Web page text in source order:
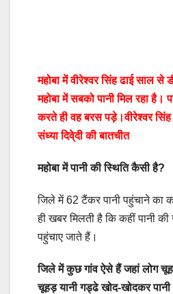
महोबा में वीरेश्वर सिंह ढाई साल से
महोबा में सबको पानी मिल रहा है।
करते ही वह बरस पड़े।वीरेश्वर
संध्या दिवे्दी की बातचीत
महोबा में पानी की स्थिति कैसी है?
जिले में 62 टैंकर पानी पहुंचाने का
ही खबर मिलती है कि कहीं पानी
पहुंचाए जाते हैं।
जिले में कुछ गांव ऐसे हैं जहां लोग
चूहड़ यानी गड्ढे खोद-खोदकर